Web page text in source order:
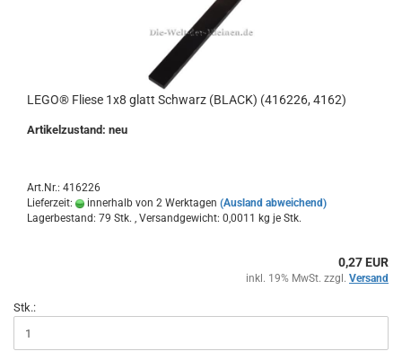
LEGO® Fliese 1x8 glatt Schwarz (BLACK) (416226, 4162)
Artikelzustand: neu
Art.Nr.: 416226
Lieferzeit:
innerhalb von 2 Werktagen (Ausland abweichend)
Lagerbestand: 79 Stk. , Versandgewicht: 0,0011 kg je Stk.
0,27 EUR
inkl. 19% MwSt. zzgl. Versand
Stk.: